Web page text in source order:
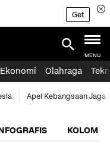
Get
MENU
Ekonomi Olahraga
Apel Kebangsaan Jaga
KOLOM